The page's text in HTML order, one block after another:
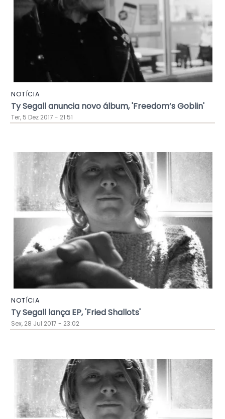
NOTÍCIA
Ty Segall anuncia novo álbum, 'Freedom’s Goblin'
Ter, 5 Dez 2017 - 21:51
NOTÍCIA
Ty Segall lança EP, 'Fried Shallots'
Sex, 28 Jul 2017 - 23:02